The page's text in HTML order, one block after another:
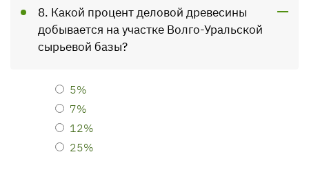
8. Какой процент деловой древесины
добывается на участке Волго-Уральской
сырьевой базы?
5%
7%
12%
25%